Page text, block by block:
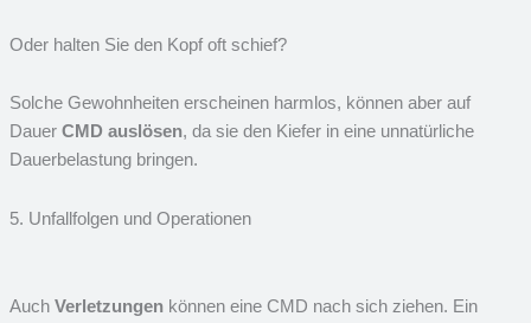
Oder halten Sie den Kopf oft schief?
Solche Gewohnheiten erscheinen harmlos, können aber auf
Dauer CMD auslösen, da sie den Kiefer in eine unnatürliche
Dauerbelastung bringen.
5. Unfallfolgen und Operationen
Auch Verletzungenkönnen eine CMD nach sich ziehen. Ein